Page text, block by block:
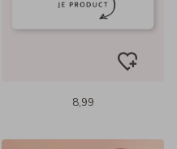
8,99